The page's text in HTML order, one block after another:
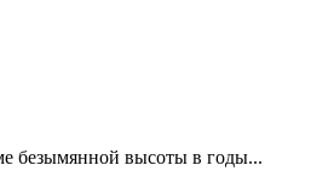
безымянной высоты в годы...